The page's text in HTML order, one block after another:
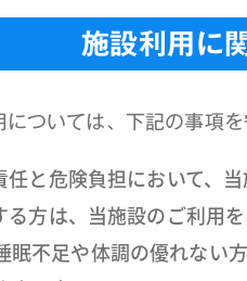
施設利用に
については、下記の事項
と危険負担において、当
方は、当施設のご利用を
眠不足や体調の優れない方